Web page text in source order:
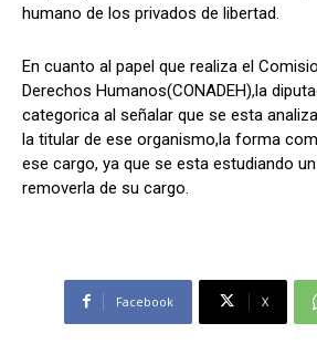
humano de los privados de libertad.
En cuanto al papel que realiza el
Derechos Humanos(CONADEH),la
categorica al señalar que se esta
la titular de ese organismo,la forma
ese cargo, ya que se esta estudiando
removerla de su cargo.
Facebook X